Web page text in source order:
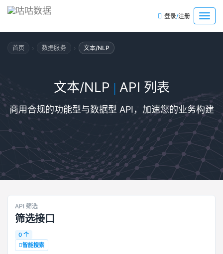
菜
单
登录/注册
首页 › 数据服务 › 文本/NLP
文本/NLP | API 列表
商用合规的功能型与数据型 API，加速您的业务构建
API 筛选
筛选接口
0 个
智能搜索